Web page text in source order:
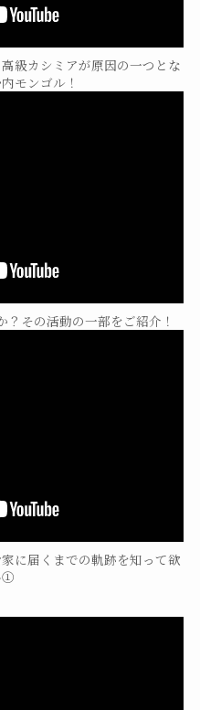
級カシミアが原因の一つとな
モンゴル！
その活動の一部をご紹介！
に届くまでの軌跡を知って欲
➀